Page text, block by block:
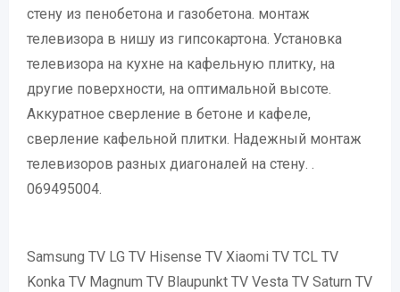
стену из пенобетона и газобетона. монтаж
телевизора в нишу из гипсокартона. Установка
телевизора на кухне на кафельную плитку, на
другие поверхности, на оптимальной высоте.
Аккуратное сверление в бетоне и кафеле,
сверление кафельной плитки. Надежный монтаж
телевизоров разных диагоналей на стену. .
069495004.
Samsung TV LG TV Hisense TV Xiaomi TV TCL TV
Konka TV Magnum TV Blaupunkt TV Vesta TV Saturn TV